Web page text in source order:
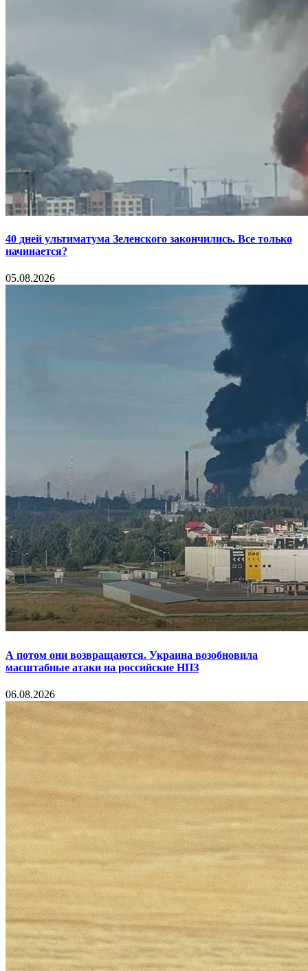
40 дней ультиматума Зеленского закончились. Все только
начинается?
05.08.2026
А потом они возвращаются. Украина возобновила
масштабные атаки на российские НПЗ
06.08.2026